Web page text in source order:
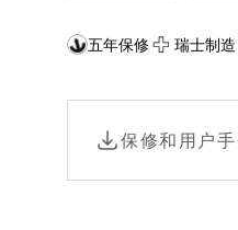
五年保修 瑞士制造
保修和用户